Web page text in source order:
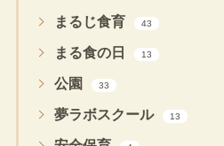
まるじ食育 43
まる食の日 13
公園 33
夢ラボスクール 13